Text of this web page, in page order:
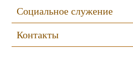
Социальное служение
Контакты